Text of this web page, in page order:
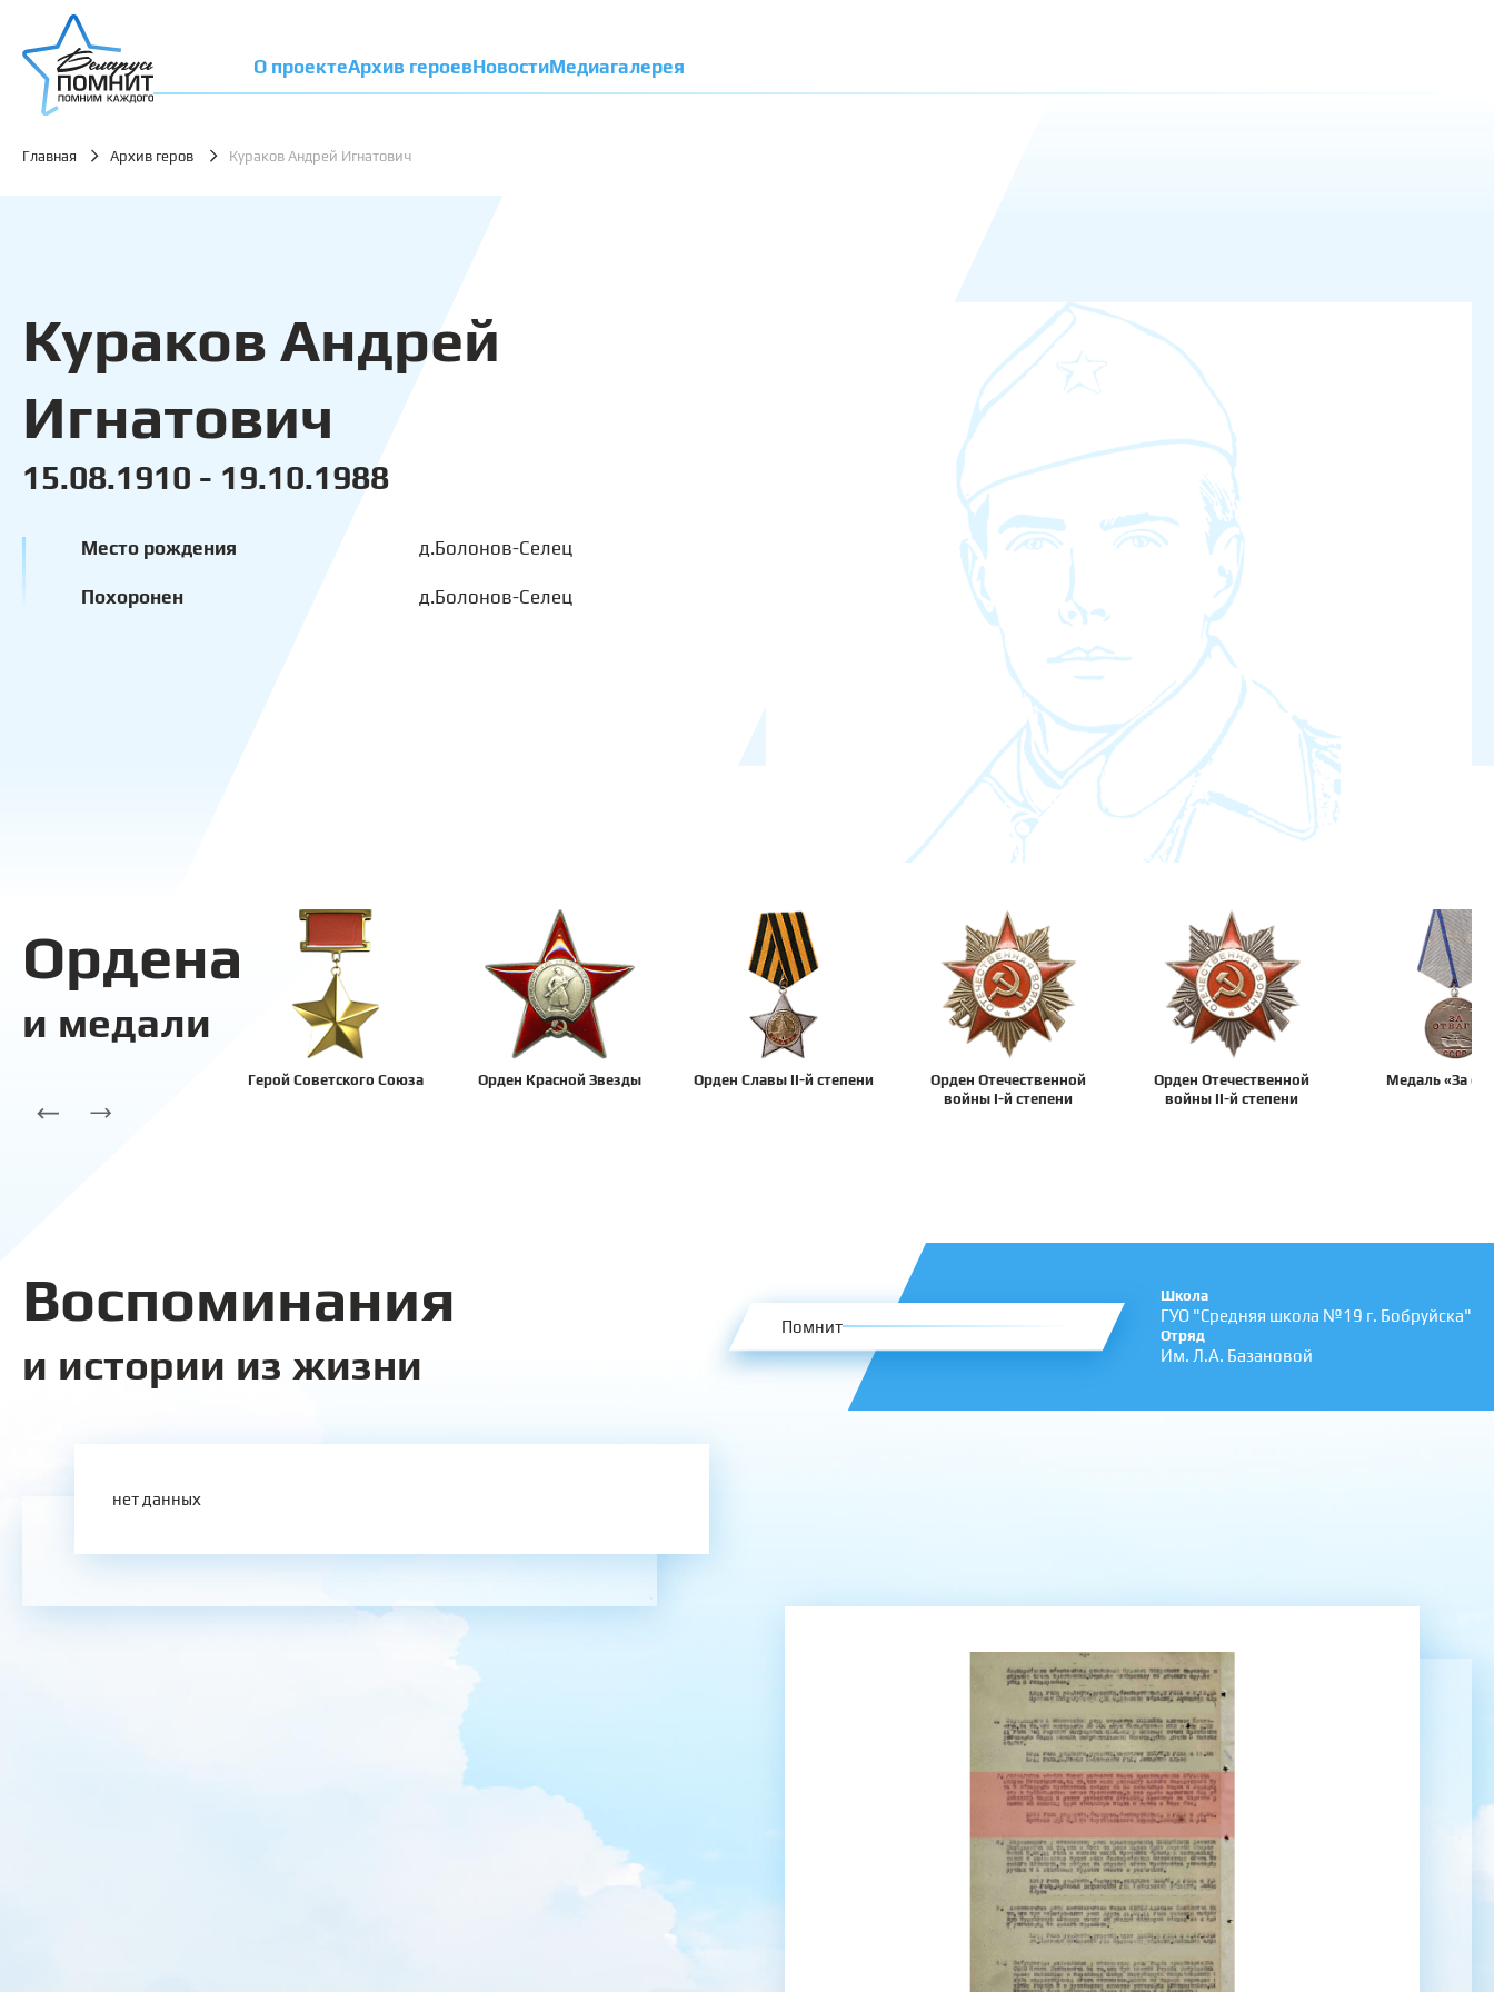
О проектеАрхив героевНовостиМедиагалерея
Главная Архив геров Кураков Андрей Игнатович
Кураков Андрей
Игнатович
15.08.1910 - 19.10.1988
Место рождения д.Болонов-Селец
Похоронен д.Болонов-Селец
Ордена
и медали
Герой Советского Союза Орден Красной Звезды Орден Славы II-й степени
Орден Отечественной
войны I-й степени
Орден Отечественной
войны II-й степени
Медаль «За
Воспоминания
и истории из жизни
Помнит
Школа
ГУО "Средняя школа №19 г. Бобруйска"
Отряд
Им. Л.А. Базановой
нет данных